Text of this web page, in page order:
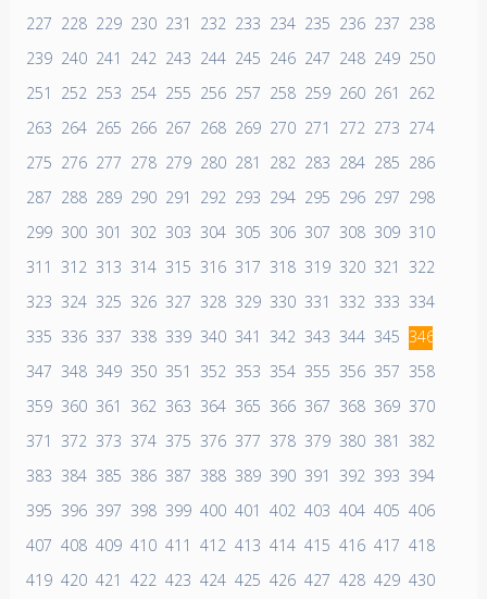
227 228 229 230 231 232 233 234 235 236 237 238
239 240 241 242 243 244 245 246 247 248 249 250
251
252 253 254 255 256 257 258 259 260 261
262
263 264 265 266 267 268 269 270 271 272 273 274
275 276 277 278 279 280 281 282 283 284 285 286
287 288 289 290 291 292 293 294 295 296 297 298
299 300 301 302 303 304 305 306 307 308 309 310
311
312 313 314 315 316 317 318 319 320 321
322
323 324 325 326 327 328 329 330 331 332 333 334
335 336 337 338 339 340 341 342 343 344 345 346
347 348 349 350 351 352 353 354 355 356 357 358
359 360 361 362 363 364 365 366 367 368 369 370
371
372 373 374 375 376 377 378 379 380 381
382
383 384 385 386 387 388 389 390 391 392 393 394
395 396 397 398 399 400 401 402 403 404 405 406
407 408 409 410 411 412 413 414 415 416 417 418
419 420 421 422 423 424 425 426 427 428 429 430